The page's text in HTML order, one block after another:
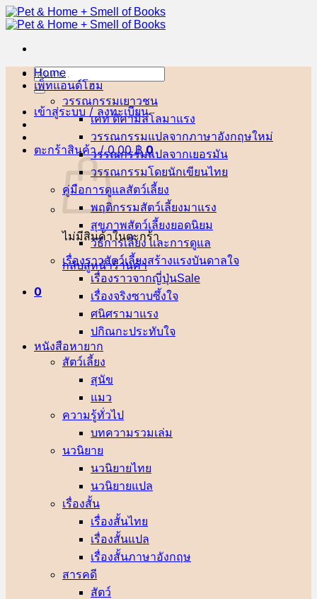
ข้าม
ไป
เนื้อหา
ค้นหา:
เข้าสู่ระบบ / ลงทะเบียน
ตะกร้าสินค้า /0.00฿ 0
ไม่มีสินค้าในตะกร้า
กลับสู่หน้าร้านค้า
0
Home
เพ็ทแอนด์โฮม
วรรณกรรมเยาวชน
เคท ดิคามิลโล
วรรณกรรมแปลจากภาษาอังกฤษ
วรรณกรรมแปลจากเยอรมัน
วรรณกรรมโดยนักเขียนไทย
คู่มือการดูแลสัตว์เลี้ยง
พฤติกรรมสัตว์เลี้ยง
สุขภาพสัตว์เลี้ยง
วิธีการเลี้ยง และการดูแล
เรื่องราวสัตว์เลี้ยงสร้างแรงบันดาลใจ
เรื่องราวจากญี่ปุ่น
เรื่องจริงซาบซึ้งใจ
ศนิศรา
ปกิณกะประทับใจ
หนังสือหายาก
สัตว์เลี้ยง
สุนัข
แมว
ความรู้ทั่วไป
บทความรวมเล่ม
นวนิยาย
นวนิยายไทย
นวนิยายแปล
เรื่องสั้น
เรื่องสั้นไทย
เรื่องสั้นแปล
เรื่องสั้นภาษาอังกฤษ
สารคดี
สัตว์